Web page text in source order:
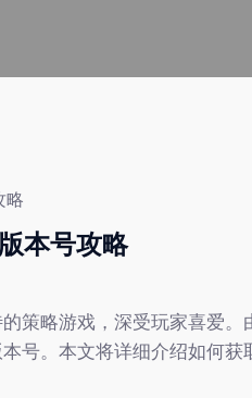
本号攻略
策略游戏，深受玩家喜爱
号。本文将详细介绍如何